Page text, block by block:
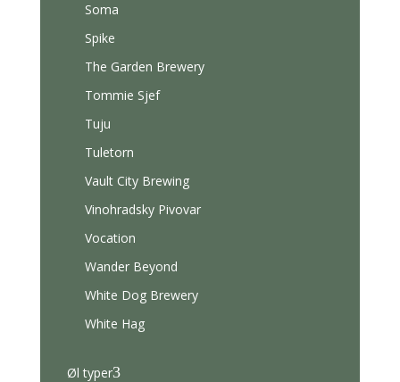
Soma
Spike
The Garden Brewery
Tommie Sjef
Tuju
Tuletorn
Vault City Brewing
Vinohradsky Pivovar
Vocation
Wander Beyond
White Dog Brewery
White Hag
Øl typer3